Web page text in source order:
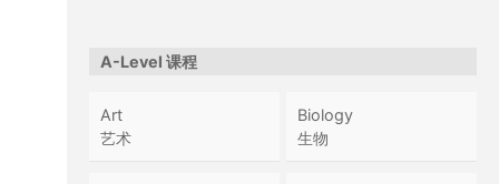
A-Level 课程
Art
艺术
Biology
生物